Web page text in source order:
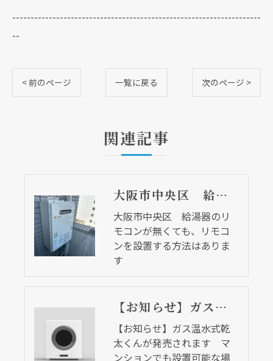
--------------------------------------------------------------------
--
< 前のページ 一覧に戻る 次のページ >
関連記事
大阪市中央区 給湯器のリモコンが無くても、リモコンを設置する方法はあります
大阪市中央区 給湯器のリ
モコンが無くても、リモコ
ンを設置する方法はありま
す
【お知らせ】ガス温水式乾太くんが発売されます マンションでも設置可能な場合もあります
【お知らせ】ガス温水式乾
太くんが発売されます マ
ンションでも設置可能な場